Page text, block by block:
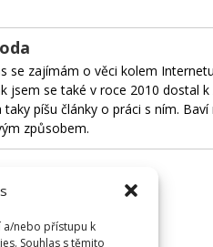
a/nebo přístupu k
Souhlas s těmito
se zajímám o věci kolem
jsem se také v roce 2010 dostal
píšu články o práci s ním.
způsobem.